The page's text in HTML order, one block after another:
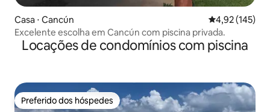
Casa ⋅ Cancún 4,92 de uma
4,92 (145)
Excelente escolha em Cancún com piscina privada.
Locações de condomínios com piscina
Preferido dos hóspedes
Preferido dos hóspedes